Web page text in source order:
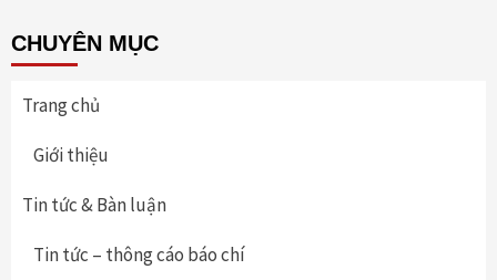
CHUYÊN MỤC
Trang chủ
Giới thiệu
Tin tức & Bàn luận
Tin tức – thông cáo báo chí